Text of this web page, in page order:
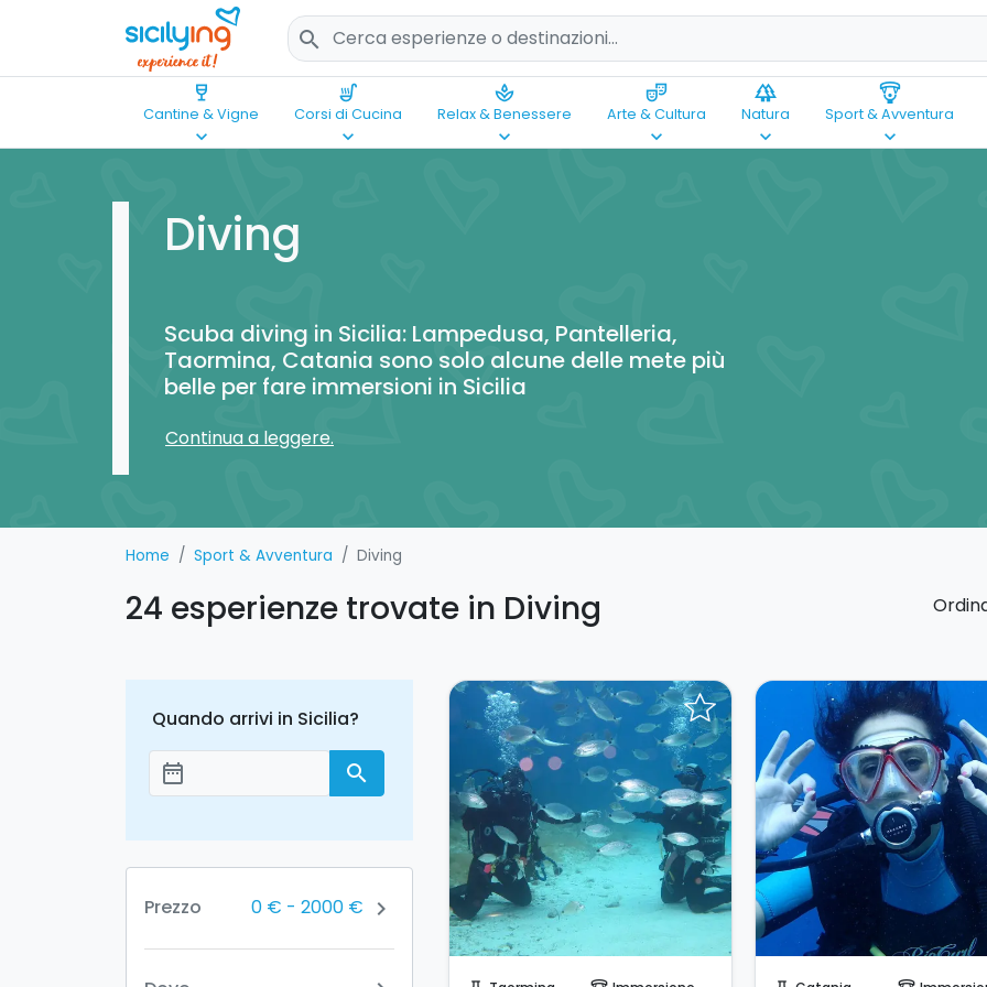
search
wine_bar
Cantine & Vigne
keyboard_arrow_down
soup_kitchen
Corsi di Cucina
keyboard_arrow_down
spa
Relax & Benessere
keyboard_arrow_down
theater_comedy
Arte & Cultura
keyboard_arrow_down
forest
Natura
keyboard_arrow_down
paragliding
Sport & Avventura
keyboard_arrow_down
Diving
Scuba diving in Sicilia: Lampedusa, Pantelleria,
Taormina, Catania sono solo alcune delle mete più
belle per fare immersioni in Sicilia
Continua a leggere.
Home Sport & Avventura Diving
24 esperienze trovate in Diving
Quando arrivi in Sicilia?
Aggiungi le date
date_range search
Prezzo 0 € - 2000 € chevron_right